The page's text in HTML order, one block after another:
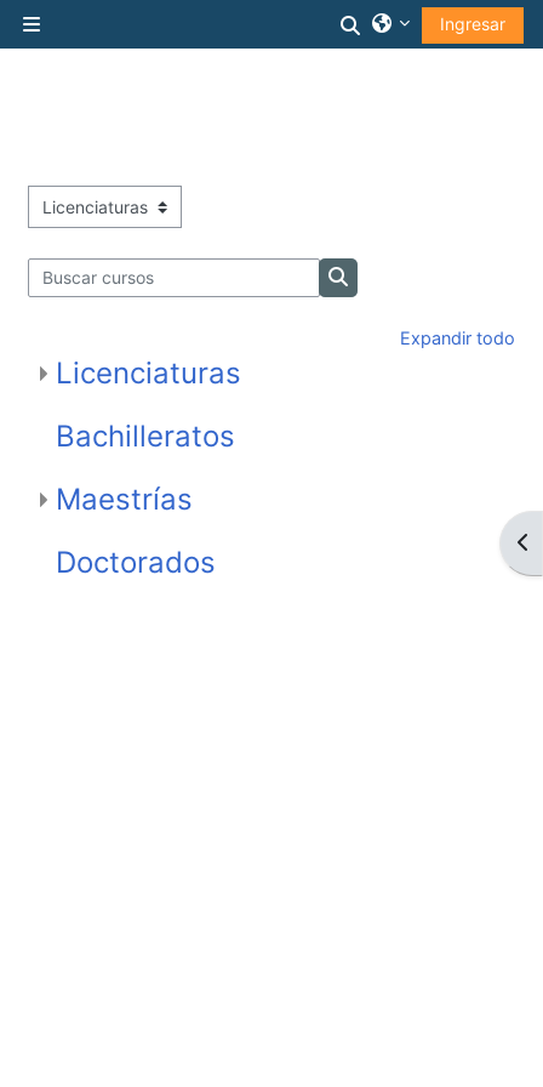
Pánel lateral
Alternar entrada
Ingresar
Categorías
Buscar cursos
Buscar cursos
Expandir todo
Licenciaturas
Bachilleratos
Maestrías
Doctorados